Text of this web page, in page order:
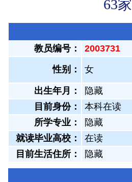
63
教员编号： 2003731
性别： 女
出生年月：
隐藏
目前身份： 本科在读
所学专业：
隐藏
就读毕业高校：
在读
目前生活住所：
隐藏